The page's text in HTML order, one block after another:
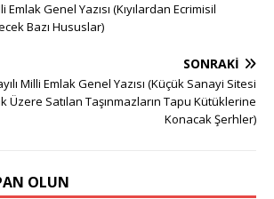
Emlak Genel Yazısı (Kıyılardan Ecrimisil
Bazı Hususlar)
SONRAKI
Milli Emlak Genel Yazısı (Küçük Sanayi Sitesi
Üzere Satılan Taşınmazların Tapu Kütüklerine
Konacak Şerhler)
OLUN